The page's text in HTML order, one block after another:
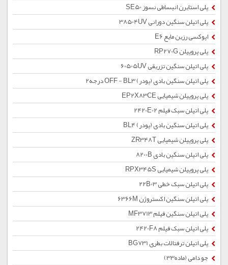
پلی استایرن انبساطی نسوز SE50
پلی اتیلن سنگین دورانی 38504UV
اپوکسی رزین مایع E6
پلی پروپیلن RP270G
پلی اتیلن سنگین تزریقی 60505UV
پلی اتیلن سنگین بادی (پودر) OFF - BL3 درجه2
پلی پروپیلن شیمیایی EP2X83CE
پلی اتیلن سبک فیلم 2420E02
پلی اتیلن سنگین بادی (پودر) BL4
پلی پروپیلن شیمیایی ZR348T
پلی اتیلن سنگین بادی 8200B
پلی پروپیلن شیمیایی RPX345S
پلی اتیلن سبک خطی 22B03
پلی اتیلن سنگین اکستروژن 6366M
پلی اتیلن سنگین فیلم MF3713
پلی اتیلن سبک فیلم 2420F8
پلی اتیلن ترفتالات بطری BG731
جو دامی (ماده33)